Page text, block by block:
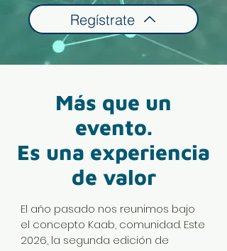
Regístrate
Más que un
evento.
Es una experiencia
de valor
El año pasado nos reunimos bajo
el concepto Kaab, comunidad. Este
2026, la segunda edición de